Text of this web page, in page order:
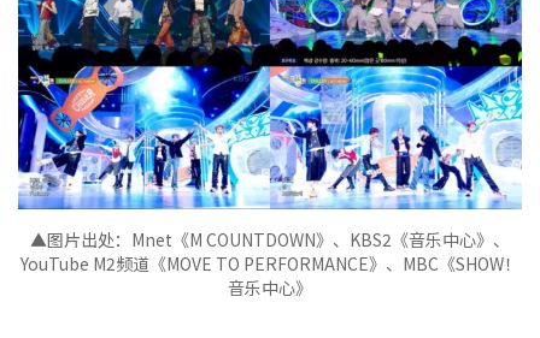
▲图片出处： Mnet《M COUNTDOWN》 、 KBS2《音乐中心》 、
YouTube M2频道《MOVE TO PERFORMANCE》 、 MBC《SHOW！
音乐中心》